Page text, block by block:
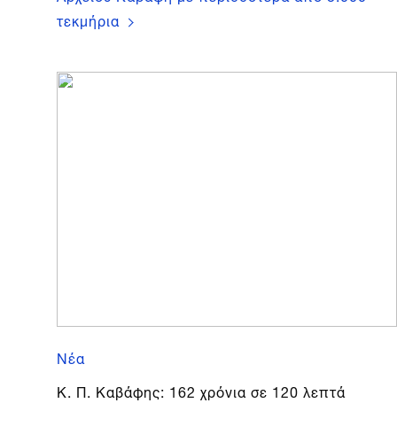
τεκμήρια
Νέα
Κ. Π. Καβάφης: 162 χρόνια σε 120 λεπτά